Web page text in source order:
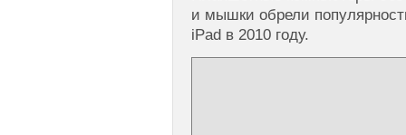
и мышки обрели
iPad в 2010 году.